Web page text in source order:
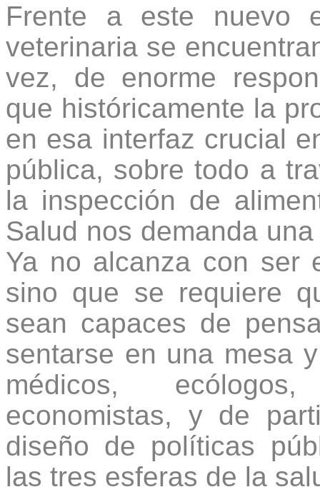
Frente a este nuevo
veterinaria se
vez, de enorme
que históricamente la
en esa interfaz crucial
pública, sobre todo a
la inspección de
Salud nos demanda
Ya no alcanza con ser
sino que se requiere
sean capaces de
sentarse en una mesa
médicos,
economistas, y de
diseño de políticas
las tres esferas de la